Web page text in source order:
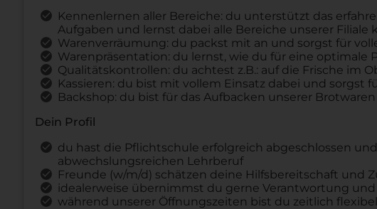
Kennenlernen aller Bereiche: du unterstützt das
Aufgaben und lernst dabei alle Bereiche unserer Filiale
Warenverräumung: du packst mit an und sorgst für
Warenpräsentation: du lernst, wie du für eine optimale
Qualitätskontrollen: du achtest z.B.: auf die Frische im
Kassieren: du bist mit vollem Einsatz dabei und sorgst
Backshop: du bist für das Aufbacken unserer
Dein Profil
du hast die Pflichtschule erfolgreich abgeschlossen
abwechslungsreichen Lehrberuf
Freunde (w/m/d) schätzen deine Hilfsbereitschaft und
idealerweise übernimmst du gerne Verantwortung
während unserer Öffnungszeiten bist du zeitlich flexibel